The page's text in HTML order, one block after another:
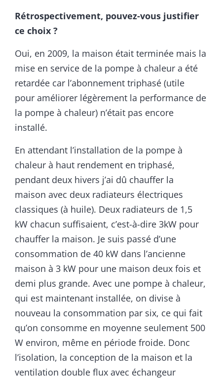
Rétrospectivement, pouvez-vous justifier
ce choix ?
Oui, en 2009, la maison était terminée mais la
mise en service de la pompe à chaleur a été
retardée car l’abonnement triphasé (utile
pour améliorer légèrement la performance de
la pompe à chaleur) n’était pas encore
installé.
En attendant l’installation de la pompe à
chaleur à haut rendement en triphasé,
pendant deux hivers j’ai dû chauffer la
maison avec deux radiateurs électriques
classiques (à huile). Deux radiateurs de 1,5
kW chacun suffisaient, c’est-à-dire 3kW pour
chauffer la maison. Je suis passé d’une
consommation de 40 kW dans l’ancienne
maison à 3 kW pour une maison deux fois et
demi plus grande. Avec une pompe à chaleur,
qui est maintenant installée, on divise à
nouveau la consommation par six, ce qui fait
qu’on consomme en moyenne seulement 500
W environ, même en période froide. Donc
l’isolation, la conception de la maison et la
ventilation double flux avec échangeur